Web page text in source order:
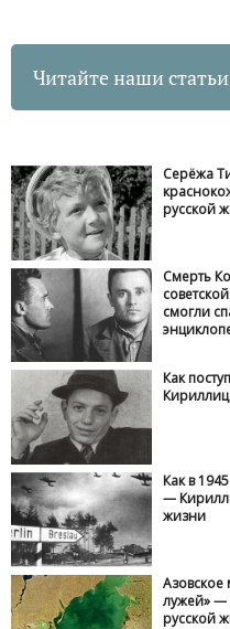
Читайте наши статьи
Серёжа
русской
Смерть
смогли
Как
Как в
—
жизни
Азовское
лужей» —
русской